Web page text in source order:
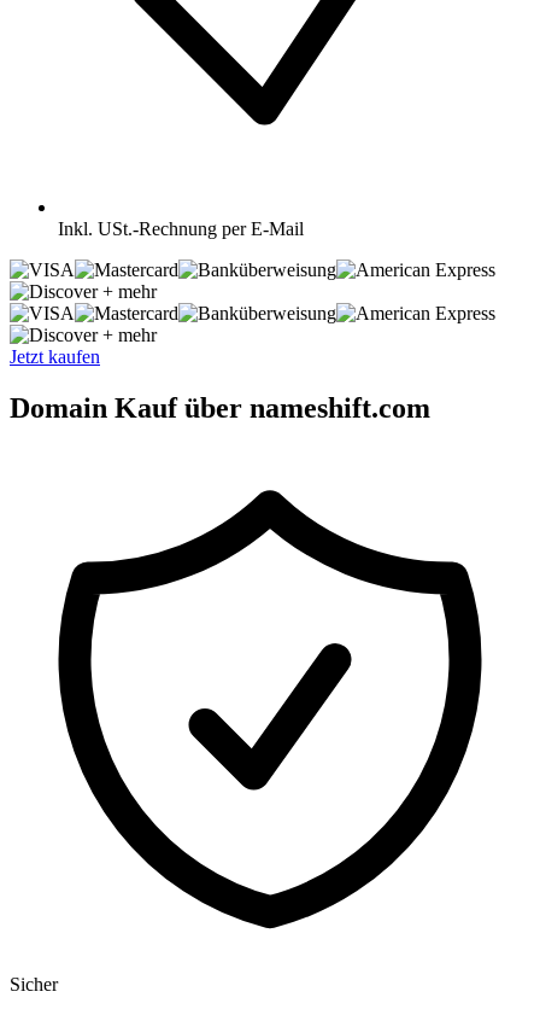
Inkl. USt.-Rechnung per E-Mail
+ mehr
+ mehr
Jetzt kaufen
Domain Kauf über nameshift.com
Sicher